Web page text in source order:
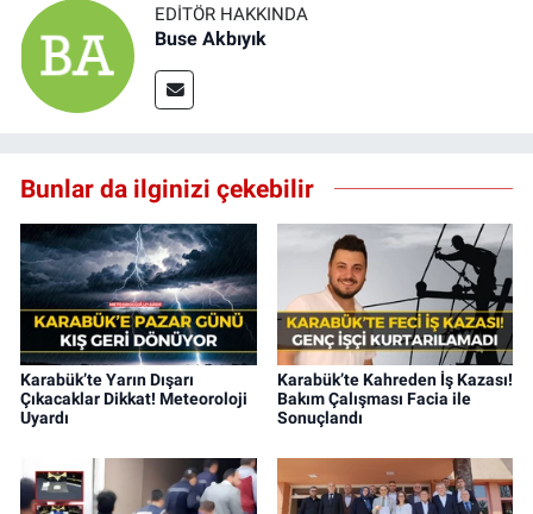
EDITÖR HAKKINDA
Buse Akbıyık
Bunlar da ilginizi çekebilir
Karabük’te Yarın Dışarı
Çıkacaklar Dikkat! Meteoroloji
Uyardı
Karabük’te Kahreden İş Kazası!
Bakım Çalışması Facia ile
Sonuçlandı